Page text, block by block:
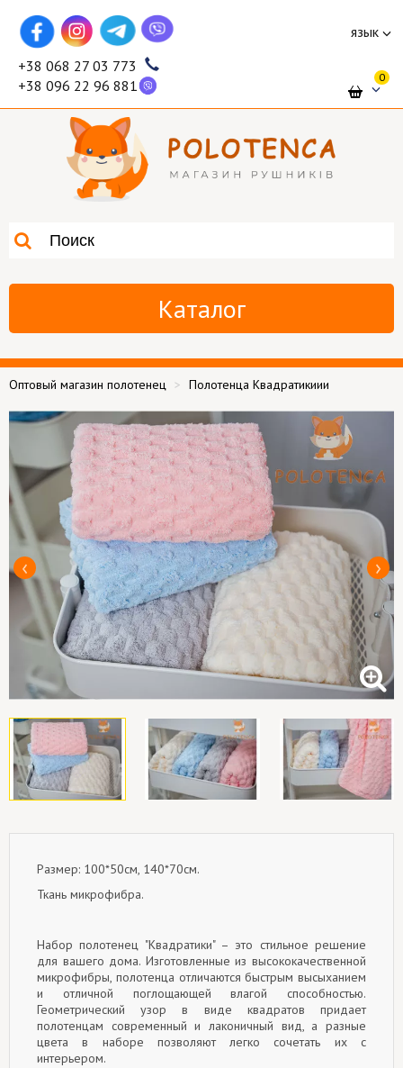
язык
+38 068 27 03 773
+38 096 22 96 881
0
Каталог
Оптовый магазин полотенец Полотенца Квадратикиии
Размер: 100*50см, 140*70см.
Ткань микрофибра.
Набор полотенец "Квадратики" – это стильное решение
для вашего дома. Изготовленные из высококачественной
микрофибры, полотенца отличаются быстрым высыханием
и отличной поглощающей влагой способностью.
Геометрический узор в виде квадратов придает
полотенцам современный и лаконичный вид, а разные
цвета в наборе позволяют легко сочетать их с
интерьером.